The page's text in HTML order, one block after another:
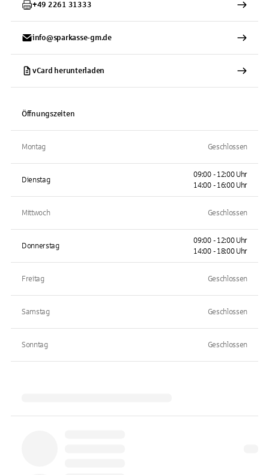
+49 2261 31333
info@sparkasse-gm.de
vCard herunterladen
Öffnungszeiten
Montag Geschlossen
Dienstag
09:00 - 12:00 Uhr
14:00 - 16:00 Uhr
Mittwoch Geschlossen
Donnerstag
09:00 - 12:00 Uhr
14:00 - 18:00 Uhr
Freitag Geschlossen
Samstag Geschlossen
Sonntag Geschlossen